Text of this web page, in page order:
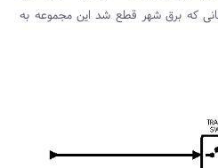
که برق شهر قطع شد این مجموعه به